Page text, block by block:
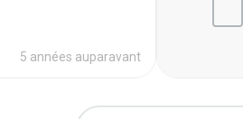
5 années auparavant